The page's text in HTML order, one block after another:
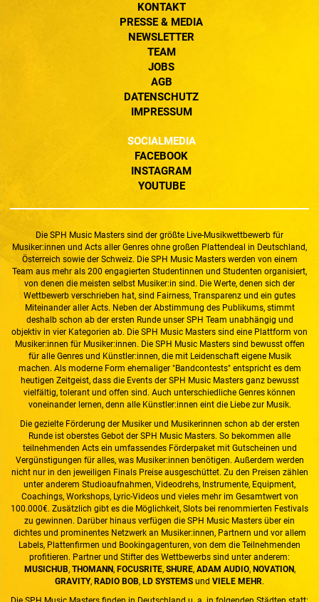
KONTAKT
PRESSE & MEDIA
NEWSLETTER
TEAM
JOBS
AGB
DATENSCHUTZ
IMPRESSUM
SOCIALMEDIA
FACEBOOK
INSTAGRAM
YOUTUBE
Die SPH Music Masters sind der größte Live-Musikwettbewerb für
Musiker:innen und Acts aller Genres ohne großen Plattendeal in Deutschland,
Österreich sowie der Schweiz. Die SPH Music Masters werden von einem
Team aus mehr als 200 engagierten Studentinnen und Studenten organisiert,
von denen die meisten selbst Musiker:in sind. Die Werte, denen sich der
Wettbewerb verschrieben hat, sind Fairness, Transparenz und ein gutes
Miteinander aller Acts. Neben der Abstimmung des Publikums, stimmt
deshalb schon ab der ersten Runde unser SPH Team unabhängig und
objektiv in vier Kategorien ab. Die SPH Music Masters sind eine Plattform von
Musiker:innen für Musiker:innen. Die SPH Music Masters sind bewusst offen
für alle Genres und Künstler:innen, die mit Leidenschaft eigene Musik
machen. Als moderne Form ehemaliger "Bandcontests" entspricht es dem
heutigen Zeitgeist, dass die Events der SPH Music Masters ganz bewusst
vielfältig, tolerant und offen sind. Auch unterschiedliche Genres können
voneinander lernen, denn alle Künstler:innen eint die Liebe zur Musik.
Die gezielte Förderung der Musiker und Musikerinnen schon ab der ersten
Runde ist oberstes Gebot der SPH Music Masters. So bekommen alle
teilnehmenden Acts ein umfassendes Förderpaket mit Gutscheinen und
Vergünstigungen für alles, was Musiker:innen benötigen. Außerdem werden
nicht nur in den jeweiligen Finals Preise ausgeschüttet. Zu den Preisen zählen
unter anderem Studioaufnahmen, Videodrehs, Instrumente, Equipment,
Coachings, Workshops, Lyric-Videos und vieles mehr im Gesamtwert von
100.000€. Zusätzlich gibt es die Möglichkeit, Slots bei renommierten Festivals
zu gewinnen. Darüber hinaus verfügen die SPH Music Masters über ein
dichtes und prominentes Netzwerk an Musiker:innen, Partnern und vor allem
Labels, Plattenfirmen und Bookingagenturen, von dem die Teilnehmenden
profitieren. Partner und Stifter des Wettbewerbs sind unter anderem:
MUSICHUB, THOMANN, FOCUSRITE, SHURE, ADAM AUDIO, NOVATION,
GRAVITY, RADIO BOB, LD SYSTEMS und VIELE MEHR.